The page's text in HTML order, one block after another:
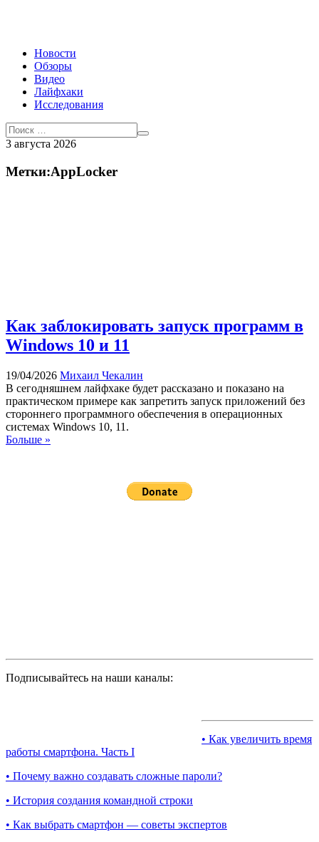
Новости
Обзоры
Видео
Лайфхаки
Исследования
3 августа 2026
Метки:AppLocker
Как заблокировать запуск программ в
Windows 10 и 11
19/04/2026 Михаил Чекалин
В сегодняшнем лайфхаке будет рассказано и показано на
практическом примере как запретить запуск приложений без
стороннего программного обеспечения в операционных
системах Windows 10, 11.
Больше »
Подписывайтесь на наши каналы:
• Как увеличить время
работы смартфона. Часть I
• Почему важно создавать сложные пароли?
• История создания командной строки
• Как выбрать смартфон — советы экспертов